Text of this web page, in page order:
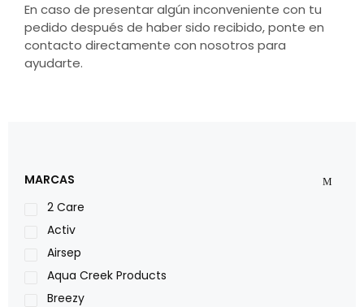
En caso de presentar algún inconveniente con tu
pedido después de haber sido recibido, ponte en
contacto directamente con nosotros para
ayudarte.
MARCAS
2 Care
Activ
Airsep
Aqua Creek Products
Breezy